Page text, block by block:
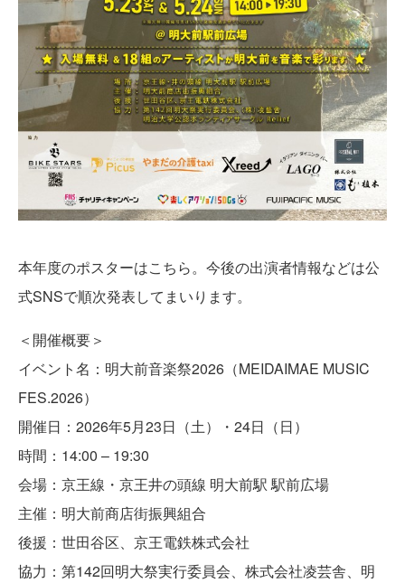
本年度のポスターはこちら。今後の出演者情報などは公
式SNSで順次発表してまいります。
＜開催概要＞
イベント名：明大前音楽祭2026（MEIDAIMAE MUSIC
FES.2026）
開催日：2026年5月23日（土）・24日（日）
時間：14:00 – 19:30
会場：京王線・京王井の頭線 明大前駅 駅前広場
主催：明大前商店街振興組合
後援：世田谷区、京王電鉄株式会社
協力：第142回明大祭実行委員会、株式会社凌芸舎、明